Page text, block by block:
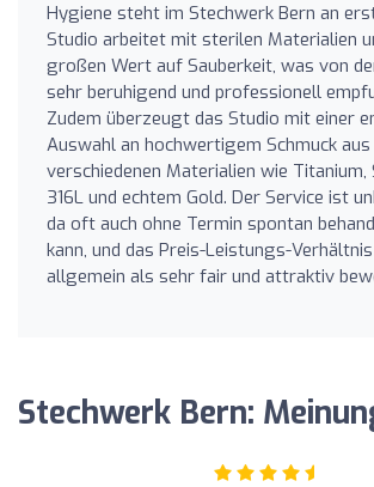
Hygiene steht im Stechwerk Bern an
Studio arbeitet mit sterilen Materialien
großen Wert auf Sauberkeit, was von
sehr beruhigend und professionell
Zudem überzeugt das Studio mit einer
Auswahl an hochwertigem Schmuck aus
verschiedenen Materialien wie
316L und echtem Gold. Der Service ist
da oft auch ohne Termin spontan
kann, und das Preis-Leistungs-
allgemein als sehr fair und attraktiv
Stechwerk Bern: